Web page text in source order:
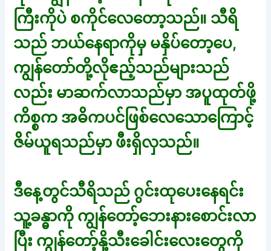
ကြီးကိုပဲ စကိုင်လေတော့သည်။ သီရိ
သည် ဘယ်နေရာကိုမှ မနှိပ်တော့ပေ,
ကျွန်တော်တို့လိုဧည့်သည်များသည်
လည်း မာဆက်လာသည်မှာ အပူထုတ်ဖို့
ကိစ္စက အဓိကပင်ဖြစ်လေသောကြောင့်
ဇိမ်ယူရသည်မှာ ဖီးရှိလှသည်။
ဒီနေ့တွင်သီရိသည် ဂွင်းထုပေးနေရင်း
သူ့ခန္ဓာကို ကျွန်တော့်ဘေးနားစောင်းလာ
ပြီး ကျွန်တော့်နို့သီးခေါင်းလေးတွေကို